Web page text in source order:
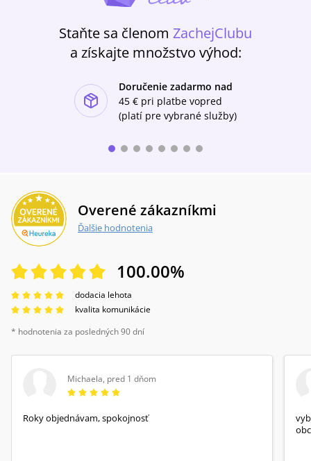
Staňte sa členom ZachejClubu
a získajte množstvo výhod:
Doručenie zadarmo nad
45 € pri platbe vopred
(platí pre vybrané služby)
Overené zákazníkmi
Ďalšie hodnotenia
100.00%
dodacia lehota
kvalita komunikácie
* hodnotenia za posledných 90 dní
Michaela, pred 1 dňom
Roky objednávam, spokojnosť